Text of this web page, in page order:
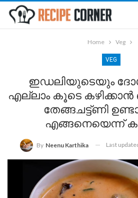
Home Veg
VEG
ഇഡലിയുടെയും
എല്ലാം കൂടെ
തേങ്ങചട്ട്ണി
എങ്ങനെയെന്ന്
By Neenu Karthika Last